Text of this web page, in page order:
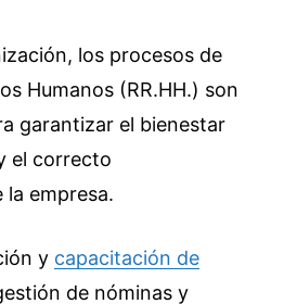
los procesos de
Humanos (RR.HH.) son
garantizar el bienestar
el correcto
empresa.
y capacitación de
de nóminas y